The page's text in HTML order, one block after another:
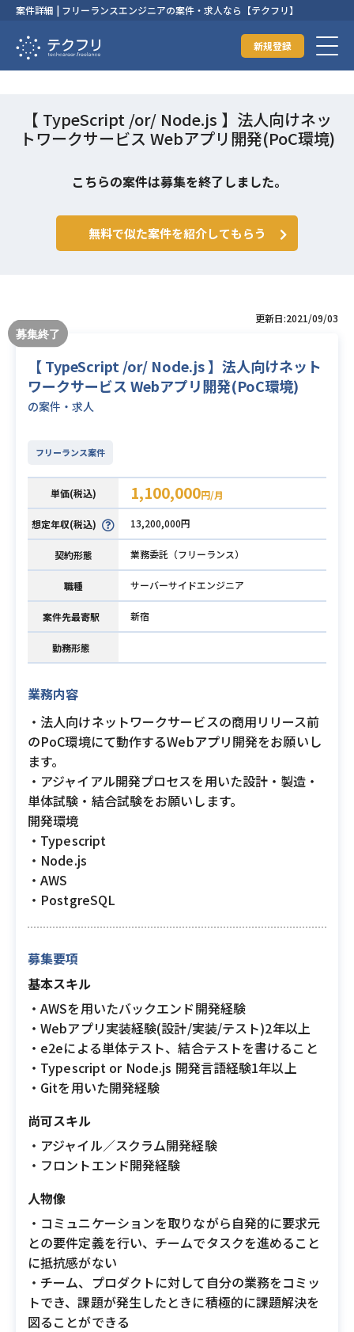
案件詳細 | フリーランスエンジニアの案件・求人なら【テクフリ】
新規登録
【 TypeScript /or/ Node.js 】法人向けネッ
トワークサービス Webアプリ開発(PoC環境)
こちらの案件は募集を終了しました。
無料で似た案件を紹介してもらう
更新日:2021/09/03
【 TypeScript /or/ Node.js 】法人向けネット
ワークサービス Webアプリ開発(PoC環境)
の案件・求人
フリーランス案件
単価(税込) 1,100,000円/月
想定年収(税込) 13,200,000円
契約形態 業務委託（フリーランス）
職種 サーバーサイドエンジニア
案件先最寄駅 新宿
勤務形態
業務内容
・法人向けネットワークサービスの商用リリース前
のPoC環境にて動作するWebアプリ開発をお願いし
ます。
・アジャイアル開発プロセスを用いた設計・製造・
単体試験・結合試験をお願いします。
開発環境
・Typescript
・Node.js
・AWS
・PostgreSQL
募集要項
基本スキル
・AWSを用いたバックエンド開発経験
・Webアプリ実装経験(設計/実装/テスト)2年以上
・e2eによる単体テスト、結合テストを書けること
・Typescript or Node.js 開発言語経験1年以上
・Gitを用いた開発経験
尚可スキル
・アジャイル／スクラム開発経験
・フロントエンド開発経験
人物像
・コミュニケーションを取りながら自発的に要求元
との要件定義を行い、チームでタスクを進めること
に抵抗感がない
・チーム、プロダクトに対して自分の業務をコミッ
トでき、課題が発生したときに積極的に課題解決を
図ることができる